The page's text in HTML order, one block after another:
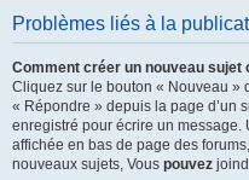
Problèmes liés à la
Comment créer un nouveau sujet
Cliquez sur le bouton « Nouveau »
« Répondre » depuis la page d’un
enregistré pour écrire un
affichée en bas de page des
nouveaux sujets, Vous pouvez